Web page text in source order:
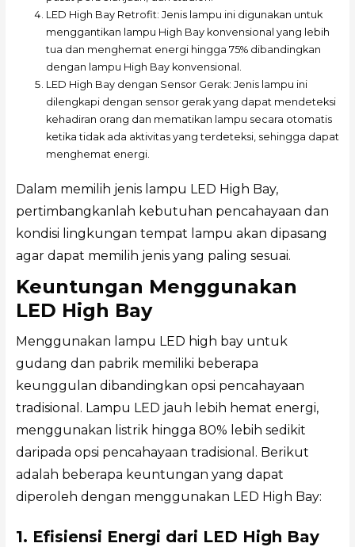
LED High Bay Retrofit: Jenis lampu ini digunakan untuk
menggantikan lampu High Bay konvensional yang lebih
tua dan menghemat energi hingga 75% dibandingkan
dengan lampu High Bay konvensional.
LED High Bay dengan Sensor Gerak: Jenis lampu ini
dilengkapi dengan sensor gerak yang dapat mendeteksi
kehadiran orang dan mematikan lampu secara otomatis
ketika tidak ada aktivitas yang terdeteksi, sehingga dapat
menghemat energi.
Dalam memilih jenis lampu LED High Bay,
pertimbangkanlah kebutuhan pencahayaan dan
kondisi lingkungan tempat lampu akan dipasang
agar dapat memilih jenis yang paling sesuai.
Keuntungan Menggunakan
LED High Bay
Menggunakan lampu LED high bay untuk
gudang dan pabrik memiliki beberapa
keunggulan dibandingkan opsi pencahayaan
tradisional. Lampu LED jauh lebih hemat energi,
menggunakan listrik hingga 80% lebih sedikit
daripada opsi pencahayaan tradisional. Berikut
adalah beberapa keuntungan yang dapat
diperoleh dengan menggunakan LED High Bay:
1. Efisiensi Energi dari LED High Bay